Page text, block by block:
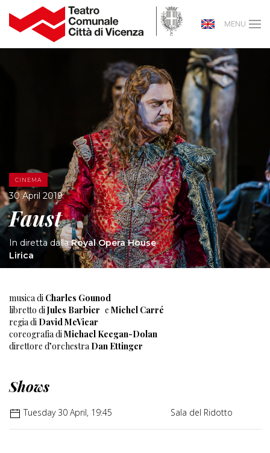
MENU
CINEMA
30 April 2019
Faust
In diretta dallaRoyal Opera House
Lirica
musica di Charles Gounod
libretto diJules Barbier e Michel Carré
regia di David McVicar
coreografia diMichael Keegan-Dolan
direttore d’orchestra Dan Ettinger
Shows
Tuesday 30 April, 19:45 Sala del Ridotto